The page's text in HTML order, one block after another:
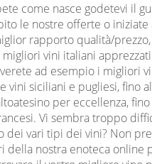
come nasce godetevi il
le nostre offerte o iniziate
rapporto qualità/
vini italiani
ad esempio i migliori
vini siciliani e pugliesi, fino
per eccellenza,
Vi sembra troppo
dei vari tipi dei vini? Non
della nostra enoteca online